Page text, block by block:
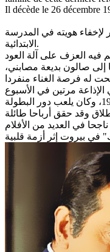
Il décède le 26 décembre
واضطر لإخفاء هويته في المدرسة
الابتدائية.
إلى صالون بديعة مصابني،
تعامل فريد الأطرش خلال مسيرته الفنيّة مع عدد من الشعراء أهمهم أحمد رامي وبشارة الخولي وبيرم التونسي وخالد الفيصل. وإشترك في 31 فيلما سينمائيا بين سنتي 1941 و1975، وكان يلعب دور البطولة